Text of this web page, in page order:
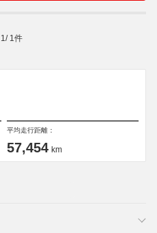
1 / 1 件
平均走行距離：
57,454 km